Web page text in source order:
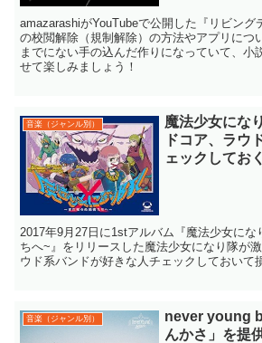
amazarashiがYouTubeで公開した『リビング
の校閲解除（規制解除）の方法やアプリにつ
までにない手の込んだ作りになっていて、小
せて楽しみましょう！
音楽（ジャンル別）
魔法少女にな
ドコア、ラウ
ェックしてお
2017年9月27日に1stアルバム『魔法少女にな
ちへ~』をリリースした魔法少女になり隊が
ウド系バンドが好きな人チェックしておいて
音楽（ジャンル別）
never young
んかさ」を提